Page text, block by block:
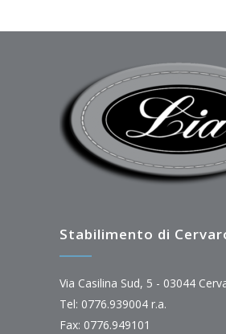
Stabilimento di
Via Casilina Sud, 5 - 03044
Tel: 0776.939004 r.a.
Fax: 0776.949101